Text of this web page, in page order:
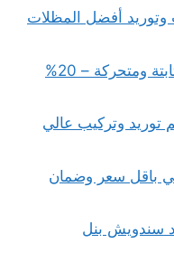
أفضل المظلات
تركيب مظلات سيارات بالرياض ثابتة ومتحركة – 20%
28% خصم توريد وتركيب عالي
باقل سعر وضمان
سندويش بنل